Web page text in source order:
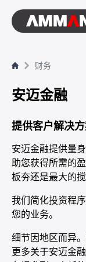
财务
安迈金融
提供客户解决
安迈金融提供量
助您获得所需的
板夯还是最大的搅
我们简化投资程
您的业务。
细节因地区而异
更多关于安迈金